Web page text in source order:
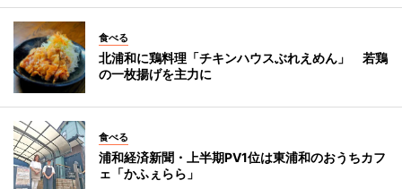
食べる
北浦和に鶏料理「チキンハウスぶれえめん」 若鶏
の一枚揚げを主力に
食べる
浦和経済新聞・上半期PV1位は東浦和のおうちカフ
ェ「かふぇらら」